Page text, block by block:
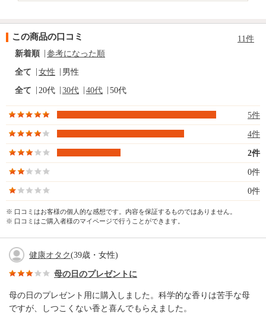
この商品の口コミ
11件
新着順
参考になった順
全て 女性 男性
全て 20代 30代 40代 50代
5件
4件
2件
0件
0件
※ 口コミはお客様の個人的な感想です。内容を保証するものではありません。
※ 口コミはご購入者様のマイページで行うことができます。
健康オタク(39歳・女性)
母の日のプレゼントに
母の日のプレゼント用に購入しました。科学的な香りは苦手な母
ですが、しつこくない香と喜んでもらえました。